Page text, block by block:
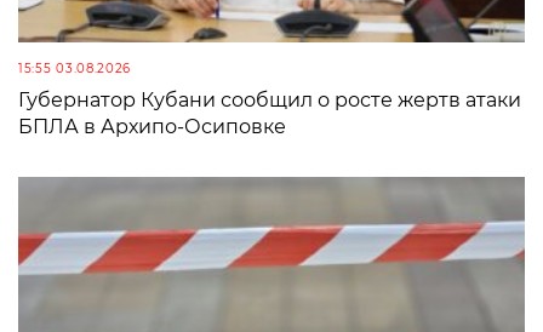
15:55 03.08.2026
Губернатор Кубани сообщил о росте жертв атаки
БПЛА в Архипо-Осиповке